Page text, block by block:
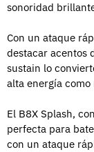
sonoridad
Con un ataque
destacar acentos
sustain lo
alta energía como
El B8X Splash,
perfecta para
con un ataque